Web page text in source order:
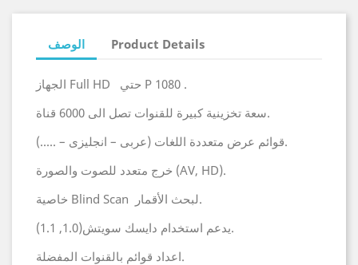
الوصف Product Details
الجهاز Full HD حتي P 1080 .
سعة تخزينية كبيرة للقنوات تصل الى 6000 قناة.
قوائم عرض متعددة اللغات (عربى – انجليزى – .....).
خرج متعدد للصوت والصورة (AV, HD).
خاصية Blind Scan لبحث الأقمار.
يدعم استخدام دايسك سويتش(1.0, 1.1).
اعداد قوائم بالقنوات المفضلة.